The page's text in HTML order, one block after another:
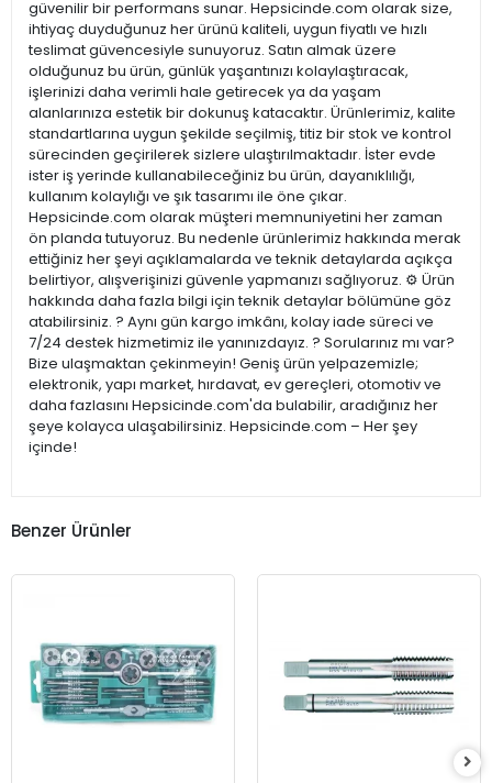
güvenilir bir performans sunar. Hepsicinde.com olarak size,
ihtiyaç duyduğunuz her ürünü kaliteli, uygun fiyatlı ve hızlı
teslimat güvencesiyle sunuyoruz. Satın almak üzere
olduğunuz bu ürün, günlük yaşantınızı kolaylaştıracak,
işlerinizi daha verimli hale getirecek ya da yaşam
alanlarınıza estetik bir dokunuş katacaktır. Ürünlerimiz, kalite
standartlarına uygun şekilde seçilmiş, titiz bir stok ve kontrol
sürecinden geçirilerek sizlere ulaştırılmaktadır. İster evde
ister iş yerinde kullanabileceğiniz bu ürün, dayanıklılığı,
kullanım kolaylığı ve şık tasarımı ile öne çıkar.
Hepsicinde.com olarak müşteri memnuniyetini her zaman
ön planda tutuyoruz. Bu nedenle ürünlerimiz hakkında merak
ettiğiniz her şeyi açıklamalarda ve teknik detaylarda açıkça
belirtiyor, alışverişinizi güvenle yapmanızı sağlıyoruz. ⚙️ Ürün
hakkında daha fazla bilgi için teknik detaylar bölümüne göz
atabilirsiniz. ? Aynı gün kargo imkânı, kolay iade süreci ve
7/24 destek hizmetimiz ile yanınızdayız. ? Sorularınız mı var?
Bize ulaşmaktan çekinmeyin! Geniş ürün yelpazemizle;
elektronik, yapı market, hırdavat, ev gereçleri, otomotiv ve
daha fazlasını Hepsicinde.com'da bulabilir, aradığınız her
şeye kolayca ulaşabilirsiniz. Hepsicinde.com – Her şey
içinde!
Benzer Ürünler